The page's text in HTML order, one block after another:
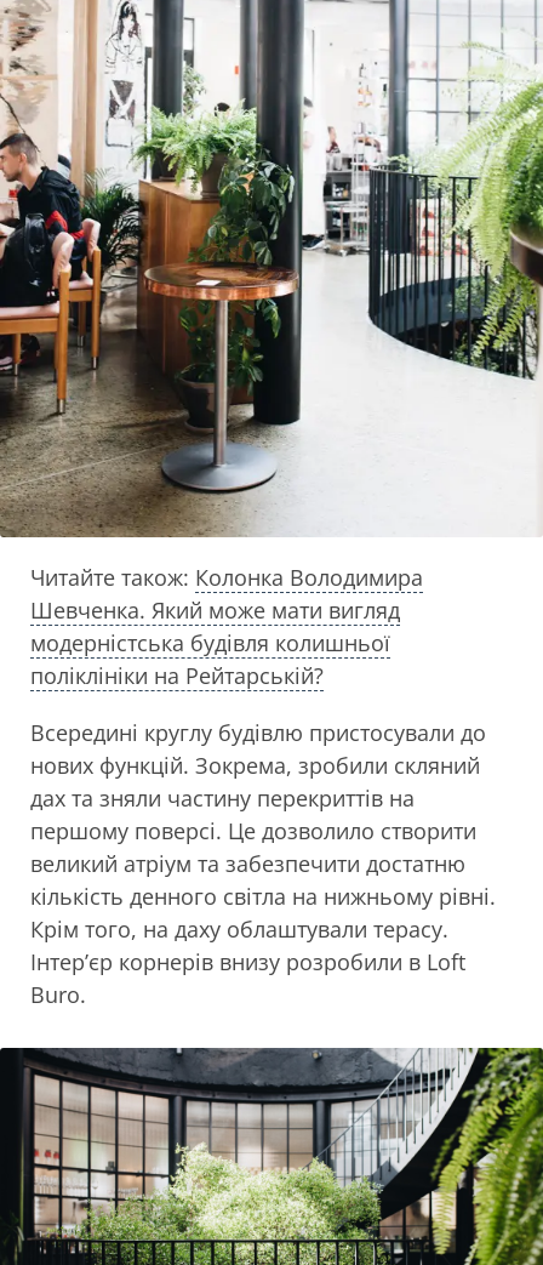
Читайте також: Колонка Володимира
Шевченка. Який може мати вигляд
модерністська будівля колишньої
поліклініки на Рейтарській?
Всередині круглу будівлю пристосували до
нових функцій. Зокрема, зробили скляний
дах та зняли частину перекриттів на
першому поверсі. Це дозволило створити
великий атріум та забезпечити достатню
кількість денного світла на нижньому рівні.
Крім того, на даху облаштували терасу.
Інтер’єр корнерів внизу розробили в Loft
Buro.